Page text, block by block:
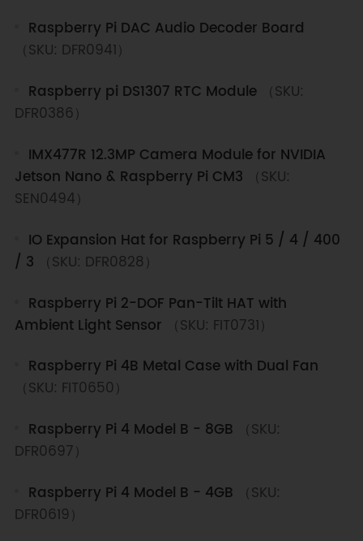
Raspberry Pi DAC Audio Decoder Board
（SKU: DFR0941）
Raspberry pi DS1307 RTC Module （SKU:
DFR0386）
IMX477R 12.3MP Camera Module for NVIDIA
Jetson Nano & Raspberry Pi CM3
（SKU:
SEN0494）
IO Expansion Hat for Raspberry Pi 5 / 4 / 400
/ 3
（SKU: DFR0828）
Raspberry Pi 2-DOF Pan-Tilt HAT with
Ambient Light Sensor
（SKU: FIT0731）
Raspberry Pi 4B Metal Case with Dual Fan
（SKU: FIT0650）
Raspberry Pi 4 Model B - 8GB
（SKU:
DFR0697）
Raspberry Pi 4 Model B - 4GB
（SKU:
DFR0619）